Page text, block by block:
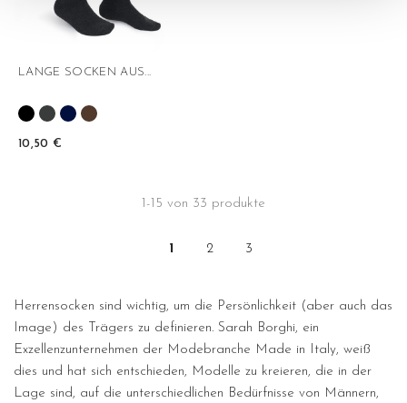
LANGE SOCKEN AUS...
10,50 €
1-15 von 33 produkte
1 2 3
Herrensocken sind wichtig, um die Persönlichkeit (aber auch das
Image) des Trägers zu definieren. Sarah Borghi, ein
Exzellenzunternehmen der Modebranche Made in Italy, weiß
dies und hat sich entschieden, Modelle zu kreieren, die in der
Lage sind, auf die unterschiedlichen Bedürfnisse von Männern,